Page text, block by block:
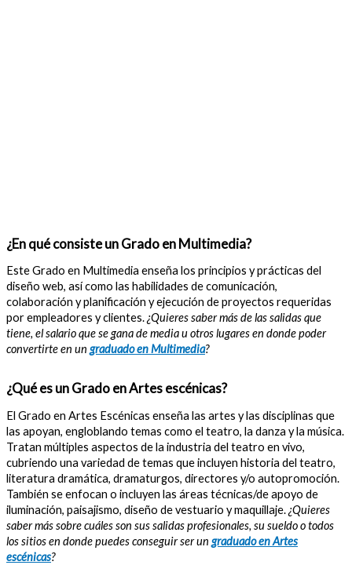
¿En qué consiste un Grado en Multimedia?
Este Grado en Multimedia enseña los principios y prácticas del
diseño web, así como las habilidades de comunicación,
colaboración y planificación y ejecución de proyectos requeridas
por empleadores y clientes.¿Quieres saber más de las salidas que
tiene, el salario que se gana de media u otros lugares en donde poder
convertirte en un graduado en Multimedia?
¿Qué es un Grado en Artes escénicas?
El Grado en Artes Escénicas enseña las artes y las disciplinas que
las apoyan, engloblando temas como el teatro, la danza y la música.
Tratan múltiples aspectos de la industria del teatro en vivo,
cubriendo una variedad de temas que incluyen historia del teatro,
literatura dramática, dramaturgos, directores y/o autopromoción.
También se enfocan o incluyen las áreas técnicas/de apoyo de
iluminación, paisajismo, diseño de vestuario y maquillaje.¿Quieres
saber más sobre cuáles son sus salidas profesionales, su sueldo o todos
los sitios en donde puedes conseguir ser un graduado en Artes
escénicas?